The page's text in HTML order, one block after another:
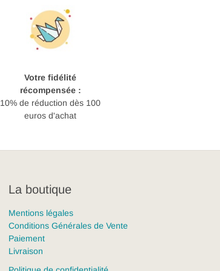
Votre fidélité
récompensée :
10% de réduction dès 100
euros d'achat
La boutique
Mentions légales
Conditions Générales de Vente
Paiement
Livraison